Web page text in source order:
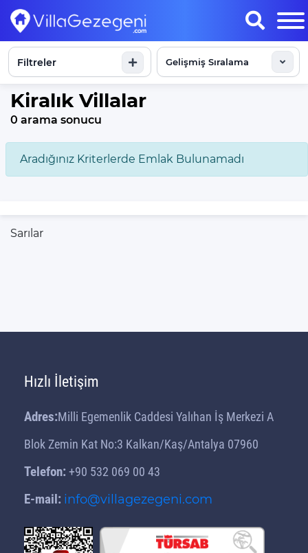
Filtreler
Sonuçları Göster
Kiralık Villalar
0 arama sonucu
Aradığınız Kriterlerde Emlak Bulunamadı
Sarılar
Hızlı İletişim
Adres:Milli Egemenlik Caddesi Yalıhan İş Merkezi A
Blok Zemin Kat No:3 Kalkan/Kaş/Antalya 07960
Telefon: +90 532 069 00 43
E-mail: info@villagezegeni.com